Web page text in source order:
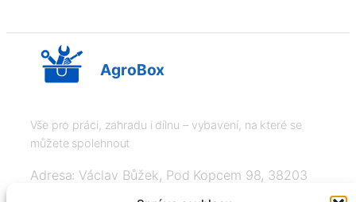
AgroBox
Vše pro práci, zahradu i dílnu – vybavení, na které se
můžete spolehnout
Adresa: Václav Bůžek, Pod Kopcem 98, 38203